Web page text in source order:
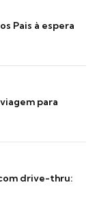
Pais à espera
para
drive-thru: